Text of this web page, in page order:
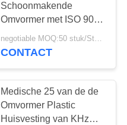
Schoonmakende
Omvormer met ISO 9001
Ultrasone Omvormer Op
hoge temperatuur voor
CONTACT
Medische 25 van de de
Omvormer Plastic
Huisvesting van KHz